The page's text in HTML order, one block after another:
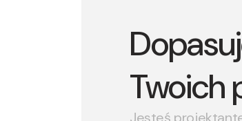
Twoich